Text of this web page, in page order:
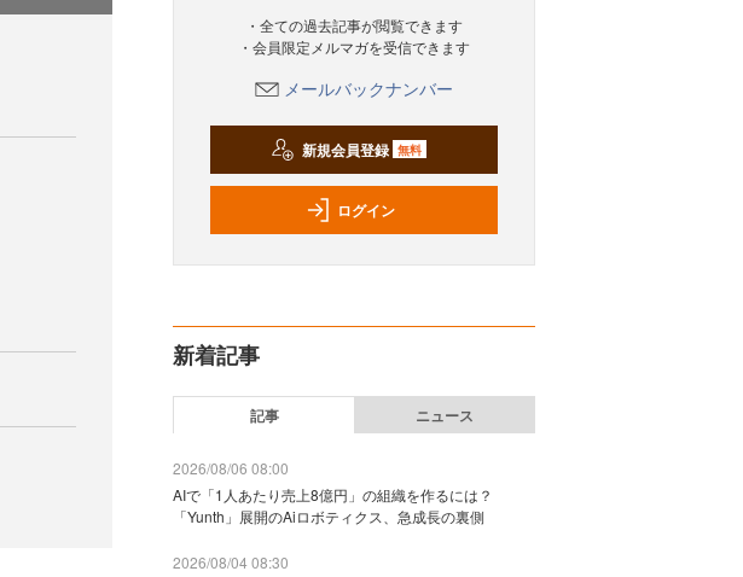
・全ての過去記事が閲覧できます
・会員限定メルマガを受信できます
メールバックナンバー
新規会員登録 無料
ログイン
新着記事
記事 ニュース
2026/08/06 08:00
AIで「1人あたり売上8億円」の組織を作るには？
「Yunth」展開のAiロボティクス、急成長の裏側
2026/08/04 08:30